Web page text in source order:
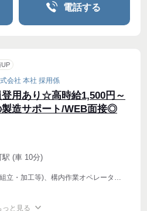
電話する
UP
会社 本社 採用係
用あり☆高時給1,500円～
製造サポート/WEB面接◎
(車 10分)
等)、構内作業オペレーター(フォークリフト等)
っと見る